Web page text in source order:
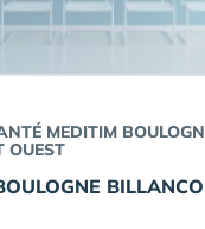
MEDITIM
OUEST